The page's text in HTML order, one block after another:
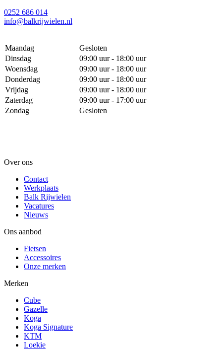
0252 686 014
info@balkrijwielen.nl
Maandag
Gesloten
Dinsdag
09:00 uur - 18:00 uur
Woensdag
09:00 uur - 18:00 uur
Donderdag
09:00 uur - 18:00 uur
Vrijdag
09:00 uur - 18:00 uur
Zaterdag
09:00 uur - 17:00 uur
Zondag
Gesloten
Over ons
Contact
Werkplaats
Balk Rijwielen
Vacatures
Nieuws
Ons aanbod
Fietsen
Accessoires
Onze merken
Merken
Cube
Gazelle
Koga
Koga Signature
KTM
Loekie